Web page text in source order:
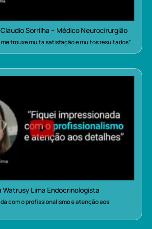
Sorrilha – Médico Neurocirurgião
me trouxe muita satisfação e muitos resultados”
Watrusy Lima Endocrinologista
com o profissionalismo e atenção aos